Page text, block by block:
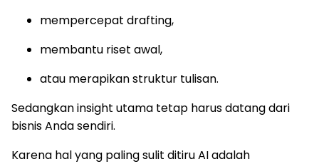
mempercepat drafting,
membantu riset awal,
atau merapikan struktur tulisan.
Sedangkan insight utama tetap harus datang dari
bisnis Anda sendiri.
Karena hal yang paling sulit ditiru AI adalah